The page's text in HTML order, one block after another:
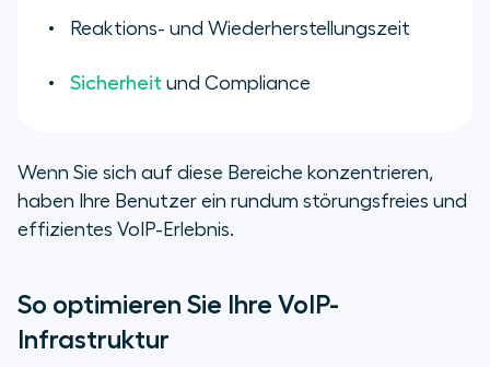
Reaktions- und Wiederherstellungszeit
Sicherheit und Compliance
Wenn Sie sich auf diese Bereiche konzentrieren,
haben Ihre Benutzer ein rundum störungsfreies und
effizientes VoIP-Erlebnis.
So optimieren Sie Ihre VoIP-
Infrastruktur